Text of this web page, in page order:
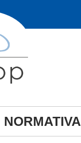
NORMATIVA